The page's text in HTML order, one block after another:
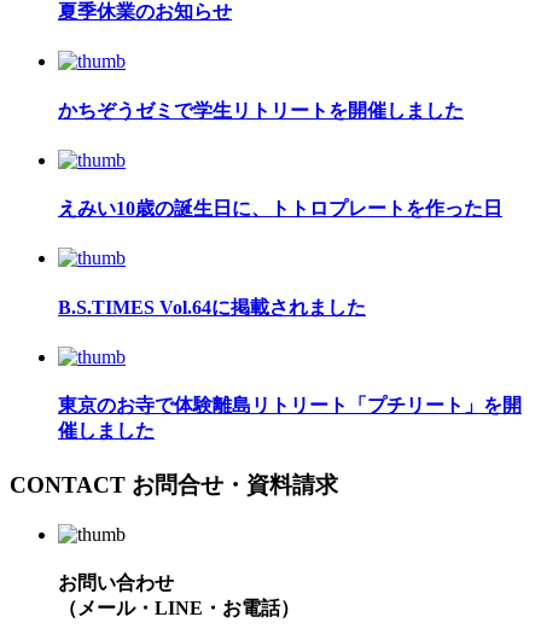
夏季休業のお知らせ
かちぞうゼミで学生リトリートを開催しました
えみい10歳の誕生日に、トトロプレートを作った日
B.S.TIMES Vol.64に掲載されました
東京のお寺で体験離島リトリート「プチリート」を開
催しました
CONTACT お問合せ・資料請求
お問い合わせ
（メール・LINE・お電話）